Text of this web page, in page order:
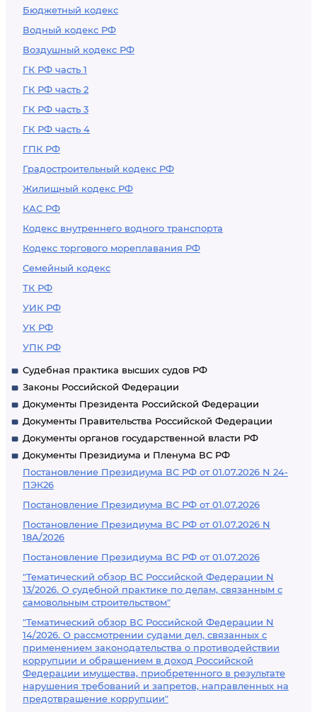
Бюджетный кодекс
Водный кодекс РФ
Воздушный кодекс РФ
ГК РФ часть 1
ГК РФ часть 2
ГК РФ часть 3
ГК РФ часть 4
ГПК РФ
Градостроительный кодекс РФ
Жилищный кодекс РФ
КАС РФ
Кодекс внутреннего водного транспорта
Кодекс торгового мореплавания РФ
Семейный кодекс
ТК РФ
УИК РФ
УК РФ
УПК РФ
Судебная практика высших судов РФ
Законы Российской Федерации
Документы Президента Российской Федерации
Документы Правительства Российской Федерации
Документы органов государственной власти РФ
Документы Президиума и Пленума ВС РФ
Постановление Президиума ВС РФ от 01.07.2026 N 24-
ПЭК26
Постановление Президиума ВС РФ от 01.07.2026
Постановление Президиума ВС РФ от 01.07.2026 N
18А/2026
Постановление Президиума ВС РФ от 01.07.2026
"Тематический обзор ВС Российской Федерации N
13/2026. О судебной практике по делам, связанным с
самовольным строительством"
"Тематический обзор ВС Российской Федерации N
14/2026. О рассмотрении судами дел, связанных с
применением законодательства о противодействии
коррупции и обращением в доход Российской
Федерации имущества, приобретенного в результате
нарушения требований и запретов, направленных на
предотвращение коррупции"